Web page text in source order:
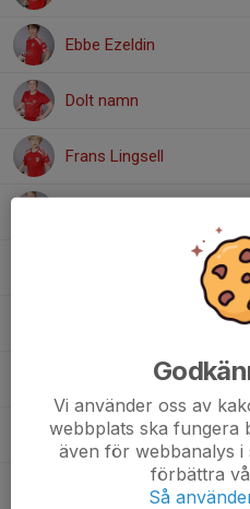
Ebbe Ezeldin
Dolt namn
Frans Lingsell
Otto Persson
Vallentine Akhan
Wilmer Karlsson
Vi använder oss av
webbplats ska fungera
även för webbanalys i
förbättra
Så